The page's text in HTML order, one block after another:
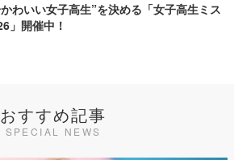
わいい女子高生”を決める「女子高生ミス
」開催中！
おすすめ記事
SPECIAL NEWS